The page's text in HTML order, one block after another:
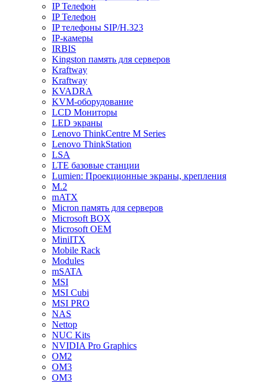
IP Телефон
IP Телефон
IP телефоны SIP/H.323
IP-камеры
IRBIS
Kingston память для серверов
Kraftway
Kraftway
KVADRA
KVM-оборудование
LCD Мониторы
LED экраны
Lenovo ThinkCentre M Series
Lenovo ThinkStation
LSA
LTE базовые станции
Lumien: Проекционные экраны, крепления
M.2
mATX
Micron память для серверов
Microsoft BOX
Microsoft OEM
MiniITX
Mobile Rack
Modules
mSATA
MSI
MSI Cubi
MSI PRO
NAS
Nettop
NUC Kits
NVIDIA Pro Graphics
OM2
OM3
OM3